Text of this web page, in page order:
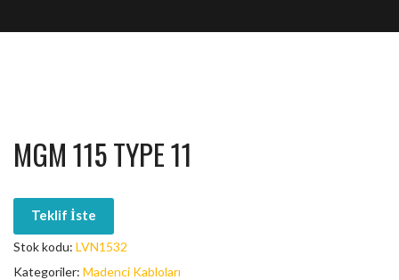
MGM 115 TYPE 11
Teklif İste
Stok kodu: LVN1532
Kategoriler: Madenci Kabloları